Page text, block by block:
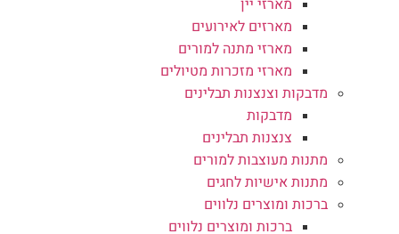
מארזים לאירועים
מארזי מתנה למורים
מארזי מזכרות מטיולים
מדבקות וצנצנות תבלינים
מדבקות
צנצנות תבלינים
מתנות מעוצבות למורים
מתנות אישיות לחגים
ברכות ומוצרים נלווים
ברכות ומוצרים נלווים